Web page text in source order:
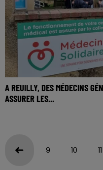
A REUILLY, DES MÉDECINS
ASSURER LES...
9 10 11